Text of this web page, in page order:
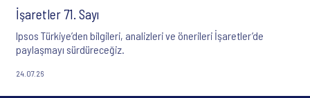
İşaretler 71. Sayı
Ipsos Türkiye’den bilgileri, analizleri ve önerileri İşaretler’de
paylaşmayı sürdüreceğiz.
24.07.26